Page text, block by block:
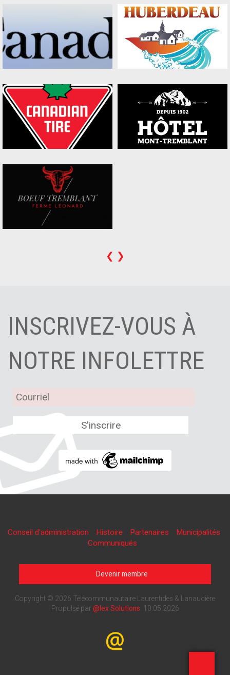
❮ ❯
INSCRIVEZ-VOUS À
NOTRE INFOLETTRE
Conseil d'administration Histoire Partenaires
Municipalités
Communiqués
Devenir membre
Copyright © 2026 Télécommunautaire Laurentides & Lanaudière
Propulsé par @lex Solutions 10.05.2026